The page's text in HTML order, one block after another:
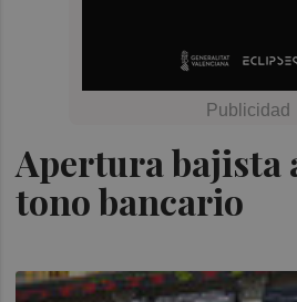
Apertura bajista
tono bancario